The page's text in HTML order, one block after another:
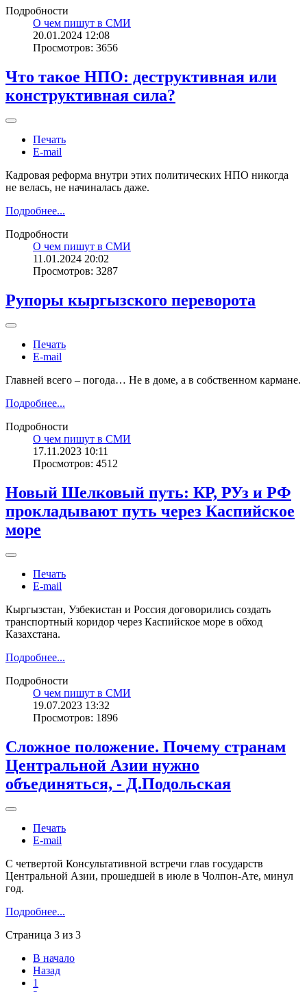
Подробности
О чем пишут в СМИ
20.01.2024 12:08
Просмотров: 3656
Что такое НПО: деструктивная или
конструктивная сила?
Печать
E-mail
Кадровая реформа внутри этих политических НПО никогда
не велась, не начиналась даже.
Подробнее...
Подробности
О чем пишут в СМИ
11.01.2024 20:02
Просмотров: 3287
Рупоры кыргызского переворота
Печать
E-mail
Главней всего – погода… Не в доме, а в собственном кармане.
Подробнее...
Подробности
О чем пишут в СМИ
17.11.2023 10:11
Просмотров: 4512
Новый Шелковый путь: КР, РУз и РФ
прокладывают путь через Каспийское
море
Печать
E-mail
Кыргызстан, Узбекистан и Россия договорились создать
транспортный коридор через Каспийское море в обход
Казахстана.
Подробнее...
Подробности
О чем пишут в СМИ
19.07.2023 13:32
Просмотров: 1896
Сложное положение. Почему странам
Центральной Азии нужно
объединяться, - Д.Подольская
Печать
E-mail
С четвертой Консультативной встречи глав государств
Центральной Азии, прошедшей в июле в Чолпон-Ате, минул
год.
Подробнее...
Страница 3 из 3
В начало
Назад
1